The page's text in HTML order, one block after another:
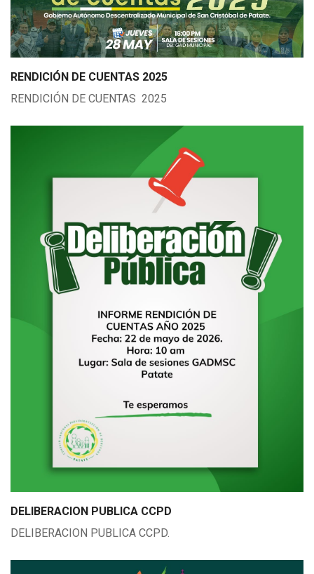
RENDICIÓN DE CUENTAS 2025
RENDICIÓN DE CUENTAS 2025
DELIBERACION PUBLICA CCPD
DELIBERACION PUBLICA CCPD.